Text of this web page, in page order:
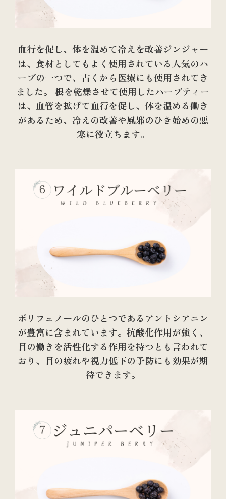
血行を促し、体を温めて冷えを改善ジンジャー
は、食材としてもよく使用されている人気のハ
ーブの一つで、古くから医療にも使用されてき
ました。 根を乾燥させて使用したハーブティー
は、血管を拡げて血行を促し、体を温める働き
があるため、冷えの改善や風邪のひき始めの悪
寒に役立ちます。
ポリフェノールのひとつであるアントシアニン
が豊富に含まれています。抗酸化作用が強く、
目の働きを活性化する作用を持つとも言われて
おり、目の疲れや視力低下の予防にも効果が期
待できます。